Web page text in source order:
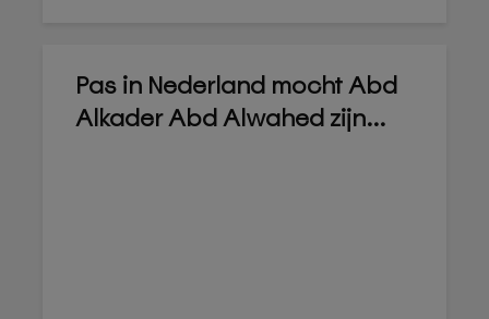
Pas in Nederland mocht Abd
Alkader Abd Alwahed zijn...